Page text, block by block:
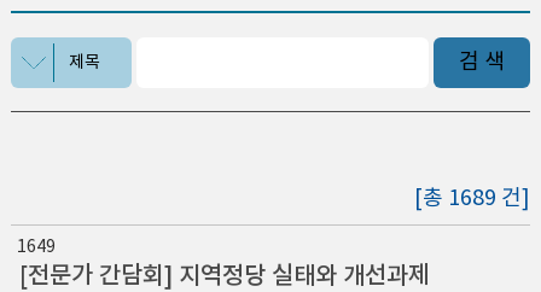
제목 검 색
[총 1689 건]
1649
[전문가 간담회] 지역정당 실태와 개선과제